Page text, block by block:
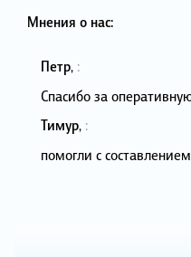
Мнения о нас:
Петр, :
Спасибо за
Тимур, :
помогли с